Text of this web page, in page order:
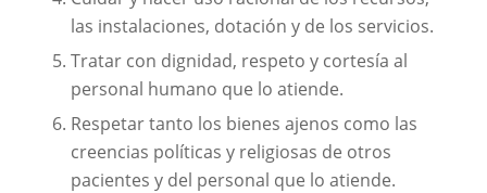
las instalaciones, dotación y de los servicios.
Tratar con dignidad, respeto y cortesía al
personal humano que lo atiende.
Respetar tanto los bienes ajenos como las
creencias políticas y religiosas de otros
pacientes y del personal que lo atiende.